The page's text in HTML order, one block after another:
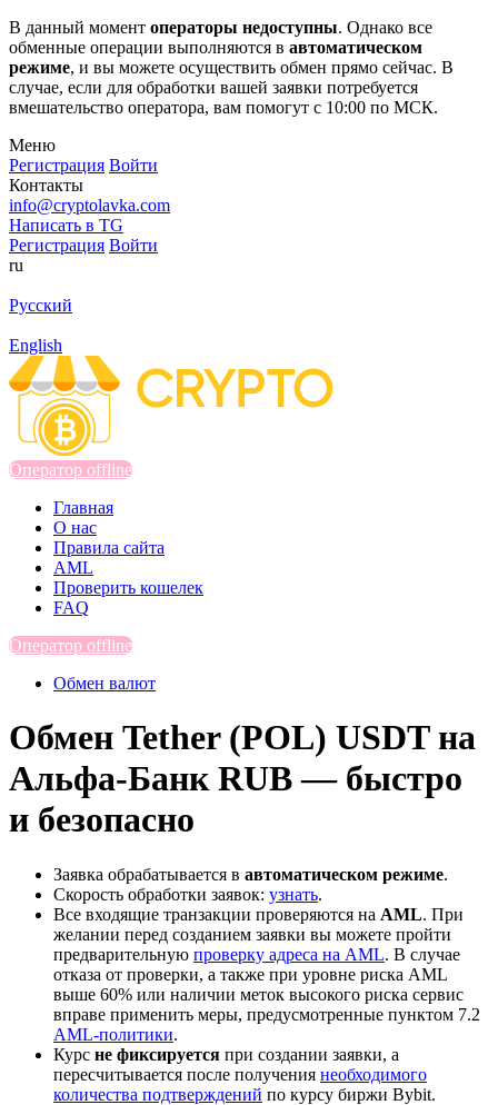
В данный момент операторы недоступны. Однако все
обменные операции выполняются в автоматическом
режиме, и вы можете осуществить обмен прямо сейчас. В
случае, если для обработки вашей заявки потребуется
вмешательство оператора, вам помогут с 10:00 по МСК.
Меню
Регистрация Войти
Контакты
info@cryptolavka.com
Написать в TG
Регистрация Войти
ru
Русский
English
Оператор offline
Главная
О нас
Правила сайта
AML
Проверить кошелек
FAQ
Оператор offline
Обмен валют
Обмен Tether (POL) USDT на
Альфа-Банк RUB — быстро
и безопасно
Заявка обрабатывается в автоматическом режиме.
Скорость обработки заявок: узнать.
Все входящие транзакции проверяются на AML. При
желании перед созданием заявки вы можете пройти
предварительную проверку адреса на AML. В случае
отказа от проверки, а также при уровне риска AML
выше 60% или наличии меток высокого риска сервис
вправе применить меры, предусмотренные пунктом 7.2
AML-политики.
Курс не фиксируется при создании заявки, а
пересчитывается после получения необходимого
количества подтверждений по курсу биржи Bybit.